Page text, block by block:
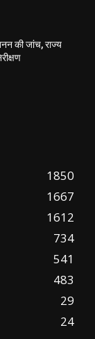
की जांच, राज्य
1850
1667
1612
734
541
483
29
24